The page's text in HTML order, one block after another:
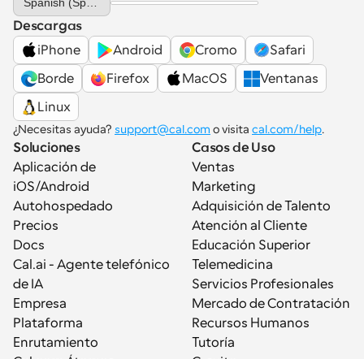
Descargas
iPhone
Android Cromo
Safari
Borde
Firefox MacOS
Ventanas
Linux
¿Necesitas ayuda? support@cal.com o visita cal.com/help.
Soluciones
Aplicación de
iOS/Android
Autohospedado
Precios
Docs
Cal.ai - Agente telefónico
de IA
Empresa
Plataforma
Enrutamiento
Casos de Uso
Ventas
Marketing
Adquisición de Talento
Atención al Cliente
Educación Superior
Telemedicina
Servicios Profesionales
Mercado de Contratación
Recursos Humanos
Tutoría